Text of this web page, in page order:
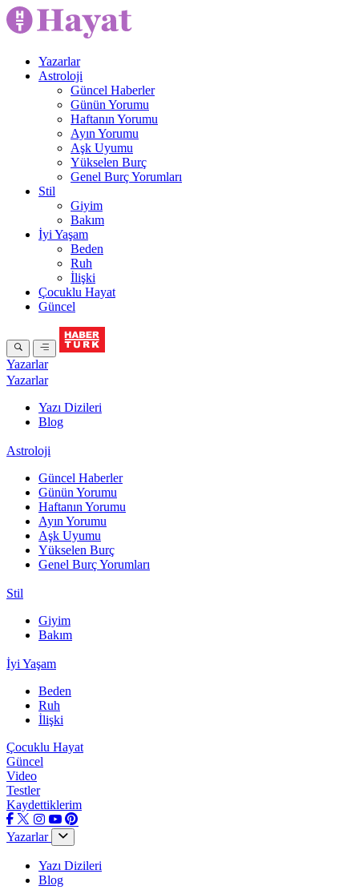
Yazarlar
Astroloji
Güncel Haberler
Günün Yorumu
Haftanın Yorumu
Ayın Yorumu
Aşk Uyumu
Yükselen Burç
Genel Burç Yorumları
Stil
Giyim
Bakım
İyi Yaşam
Beden
Ruh
İlişki
Çocuklu Hayat
Güncel
Yazarlar
Yazarlar
Yazı Dizileri
Blog
Astroloji
Güncel Haberler
Günün Yorumu
Haftanın Yorumu
Ayın Yorumu
Aşk Uyumu
Yükselen Burç
Genel Burç Yorumları
Stil
Giyim
Bakım
İyi Yaşam
Beden
Ruh
İlişki
Çocuklu Hayat
Güncel
Video
Testler
Kaydettiklerim
Yazarlar
Yazı Dizileri
Blog